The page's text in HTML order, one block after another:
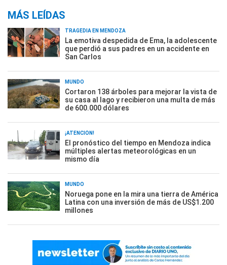
MÁS LEÍDAS
TRAGEDIA EN MENDOZA
La emotiva despedida de Ema, la adolescente
que perdió a sus padres en un accidente en
San Carlos
MUNDO
Cortaron 138 árboles para mejorar la vista de
su casa al lago y recibieron una multa de más
de 600.000 dólares
¡ATENCIÓN!
El pronóstico del tiempo en Mendoza indica
múltiples alertas meteorológicas en un
mismo día
MUNDO
Noruega pone en la mira una tierra de América
Latina con una inversión de más de US$1.200
millones